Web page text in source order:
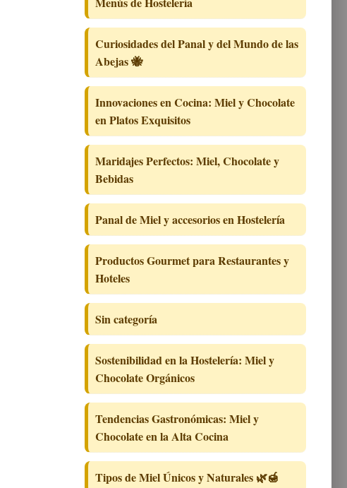
Curiosidades del Panal y del Mundo de las
Abejas 🐝
Innovaciones en Cocina: Miel y Chocolate
en Platos Exquisitos
Maridajes Perfectos: Miel, Chocolate y
Bebidas
Panal de Miel y accesorios en Hostelería
Productos Gourmet para Restaurantes y
Hoteles
Sin categoría
Sostenibilidad en la Hostelería: Miel y
Chocolate Orgánicos
Tendencias Gastronómicas: Miel y
Chocolate en la Alta Cocina
Tipos de Miel Únicos y Naturales 🌿🍯